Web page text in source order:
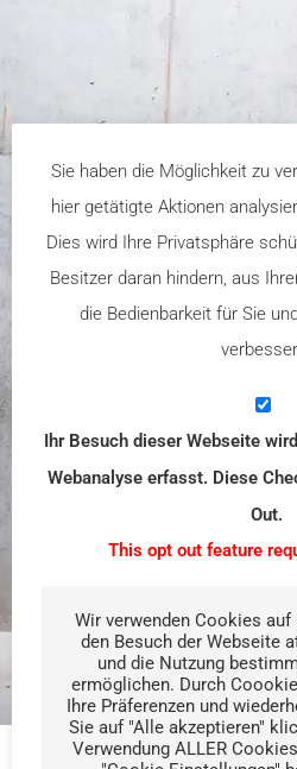
Sie haben die Möglichkeit zu
hier getätigte Aktionen
Dies wird Ihre Privatsphäre
Besitzer daran hindern, aus
die Bedienbarkeit für Sie
Ihr Besuch dieser Webseite
Webanalyse erfasst. Diese
Out.
This opt out feature
Wir verwenden Cookies
den Besuch der Webseite
und die Nutzung
ermöglichen. Durch
Ihre Präferenzen und
Sie auf "Alle akzeptieren"
Verwendung ALLER